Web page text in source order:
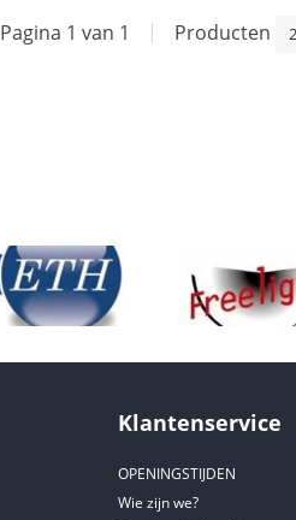
Pagina 1 van 1 | Producten
Klantenservice
OPENINGSTIJDEN
Wie zijn we?